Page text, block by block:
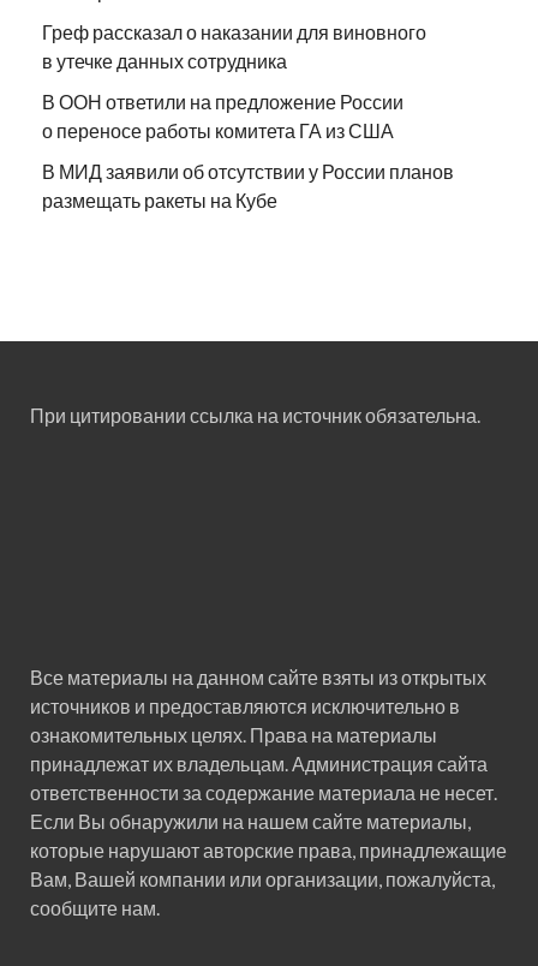
Греф рассказал о наказании для виновного
в утечке данных сотрудника
В ООН ответили на предложение России
о переносе работы комитета ГА из США
В МИД заявили об отсутствии у России планов
размещать ракеты на Кубе
При цитировании ссылка на источник обязательна.
Все материалы на данном сайте взяты из открытых
источников и предоставляются исключительно в
ознакомительных целях. Права на материалы
принадлежат их владельцам. Администрация сайта
ответственности за содержание материала не несет.
Если Вы обнаружили на нашем сайте материалы,
которые нарушают авторские права, принадлежащие
Вам, Вашей компании или организации, пожалуйста,
сообщите нам.